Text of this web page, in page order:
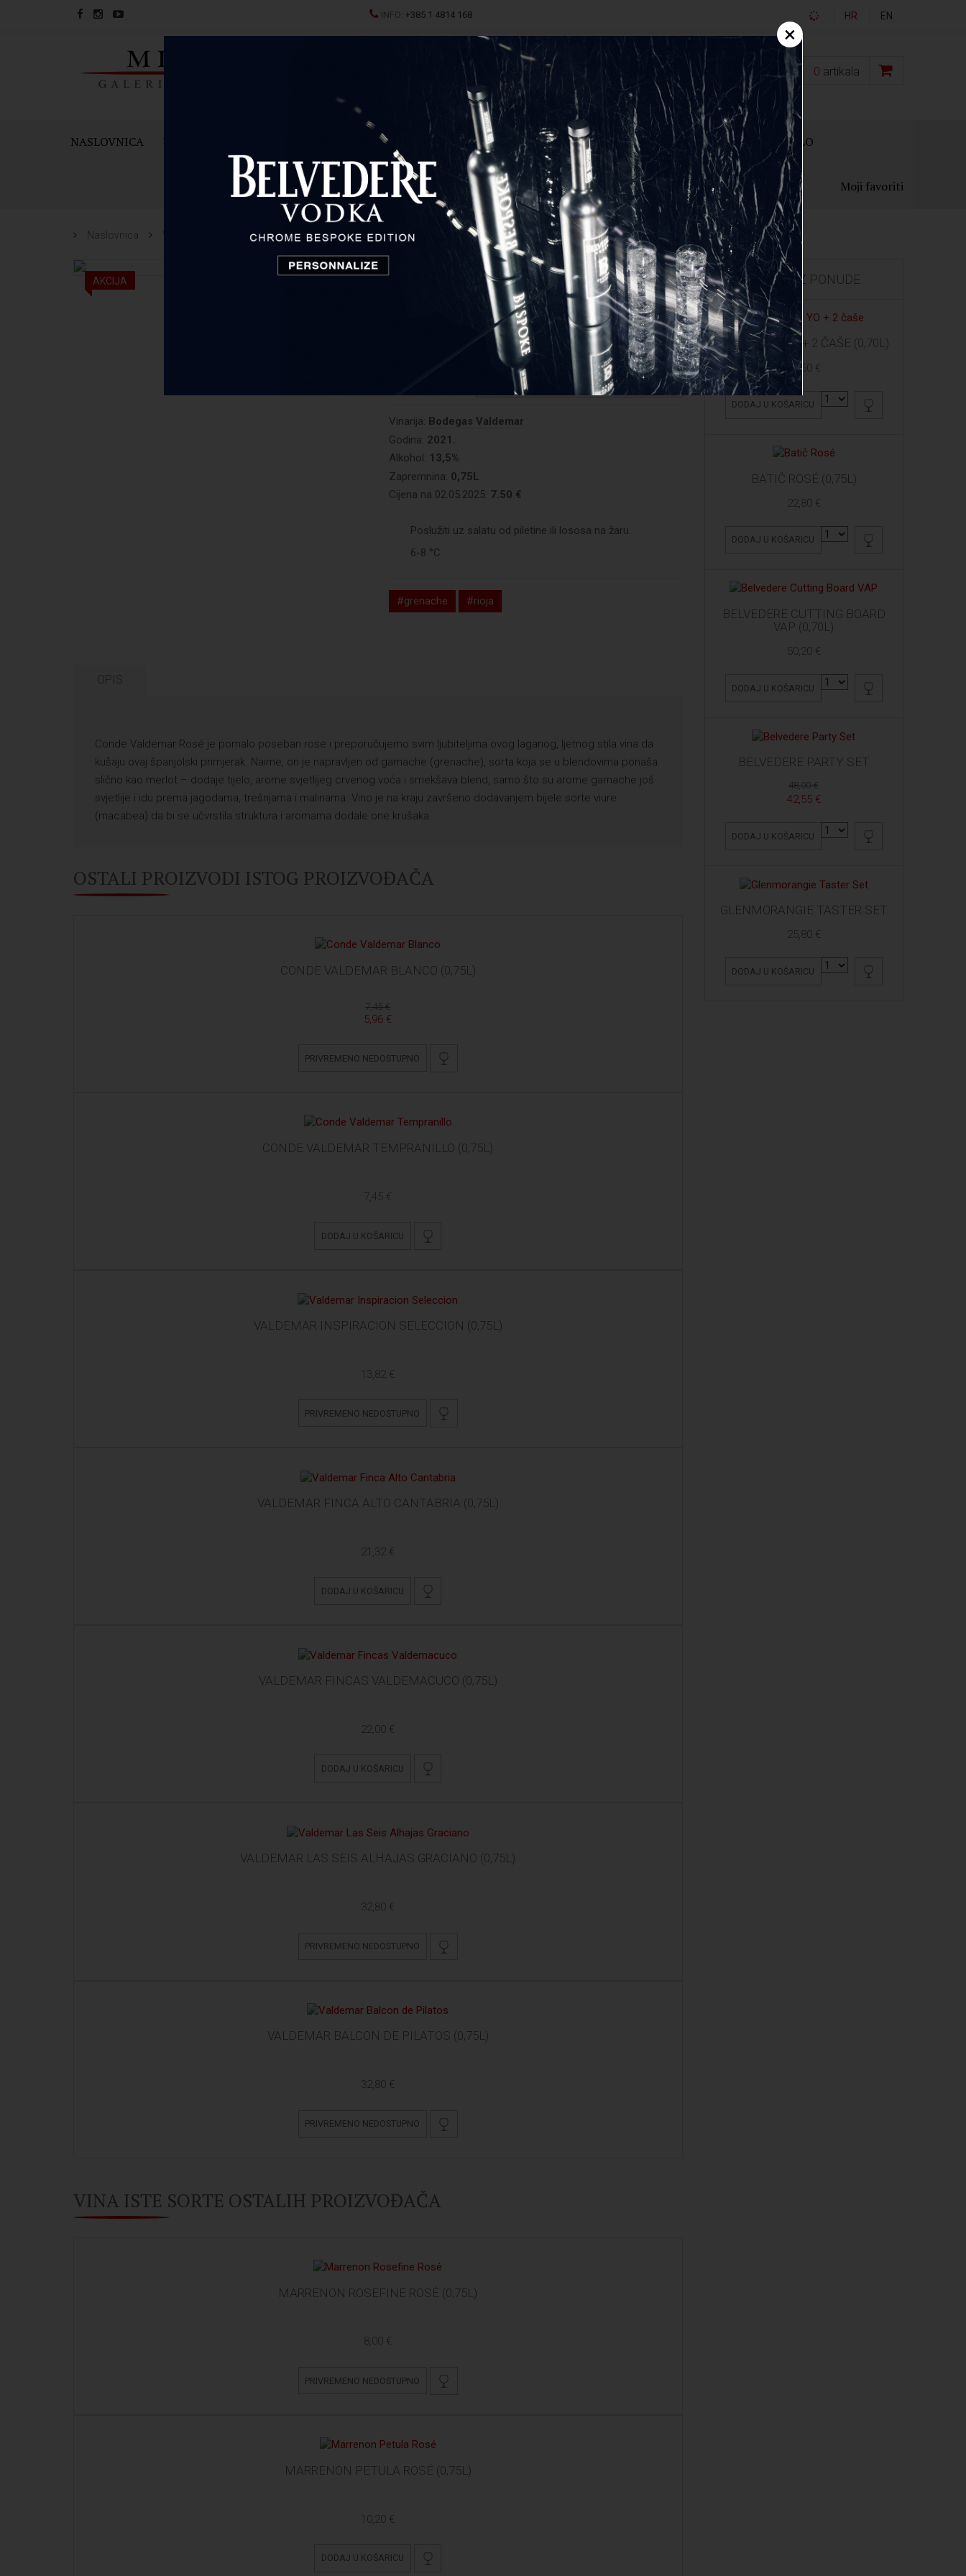
INFO: +385 1 4814 168 HR EN
0,00 € 0 artikala
NASLOVNICA VINA SPRITZ ŽESTOKA PIĆA ČAŠE I DEKANTERI POKLON PAKIRANJA OSTALO
Moji favoriti
Naslovnica Vina Bodegas Valdemar Conde Valdemar Rosé
AKCIJA Conde Valdemar Rosé
Privremeno nedostupno
0/10 (glasova: 0)
REGISTRIRAJTE SE I OCIJENITE PROIZVOD
Vinarija: Bodegas Valdemar
Godina: 2021.
Alkohol: 13,5%
Zapremnina: 0,75L
Cijena na 02.05.2025: 7.50 €
Poslužiti uz salatu od piletine ili lososa na žaru.
6-8 °C
#grenache #rioja
OPIS
Conde Valdemar Rosé je pomalo poseban rose i preporučujemo svim ljubiteljima ovog laganog, ljetnog stila vina da
kušaju ovaj španjolski primjerak. Naime, on je napravljen od garnache (grenache), sorta koja se u blendovima ponaša
slično kao merlot – dodaje tijelo, arome svjetlijeg crvenog voća i smekšava blend, samo što su arome garnache još
svjetlije i idu prema jagodama, trešnjama i malinama. Vino je na kraju završeno dodavanjem bijele sorte viure
(macabea) da bi se učvrstila struktura i aromama dodale one krušaka.
OSTALI PROIZVODI ISTOG PROIZVOĐAČA
CONDE VALDEMAR BLANCO (0,75L)
7,45 €
5,96 €
PRIVREMENO NEDOSTUPNO
CONDE VALDEMAR TEMPRANILLO (0,75L)
7,45 €
DODAJ U KOŠARICU
VALDEMAR INSPIRACION SELECCION (0,75L)
13,82 €
PRIVREMENO NEDOSTUPNO
VALDEMAR FINCA ALTO CANTABRIA (0,75L)
21,32 €
DODAJ U KOŠARICU
VALDEMAR FINCAS VALDEMACUCO (0,75L)
22,00 €
DODAJ U KOŠARICU
VALDEMAR LAS SEIS ALHAJAS GRACIANO (0,75L)
32,80 €
PRIVREMENO NEDOSTUPNO
VALDEMAR BALCON DE PILATOS (0,75L)
32,80 €
PRIVREMENO NEDOSTUPNO
VINA ISTE SORTE OSTALIH PROIZVOĐAČA
MARRENON ROSEFINE ROSÉ (0,75L)
8,00 €
PRIVREMENO NEDOSTUPNO
MARRENON PETULA ROSÉ (0,75L)
10,20 €
DODAJ U KOŠARICU
IZDVOJENO IZ PONUDE
ARDBEG 10 YO + 2 ČAŠE (0,70L)
61,50 €
DODAJ U KOŠARICU
BATIČ ROSÉ (0,75L)
22,80 €
DODAJ U KOŠARICU
BELVEDERE CUTTING BOARD
VAP (0,70L)
50,20 €
DODAJ U KOŠARICU
BELVEDERE PARTY SET
48,00 €
42,55 €
DODAJ U KOŠARICU
GLENMORANGIE TASTER SET
25,80 €
DODAJ U KOŠARICU
×